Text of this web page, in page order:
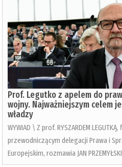
Prof. Legutko z apelem do
wojny. Najważniejszym celem
władzy
WYWIAD \ Z prof. RYSZARDEM
przewodniczącym delegacji Prawa i
Europejskim, rozmawia JAN PRZEMYŁSKI